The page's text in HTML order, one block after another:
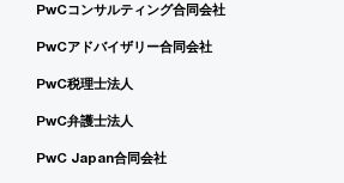
PwCコンサルティング合同会社
PwCアドバイザリー合同会社
PwC税理士法人
PwC弁護士法人
PwC Japan合同会社